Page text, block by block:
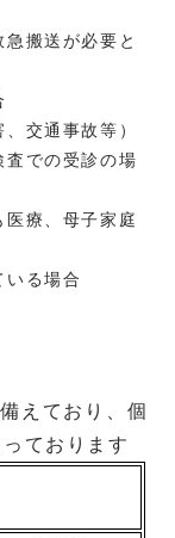
搬送が必要と
交通事故等）
査での受診の場
療、母子家庭
いる場合
えており、個
ております